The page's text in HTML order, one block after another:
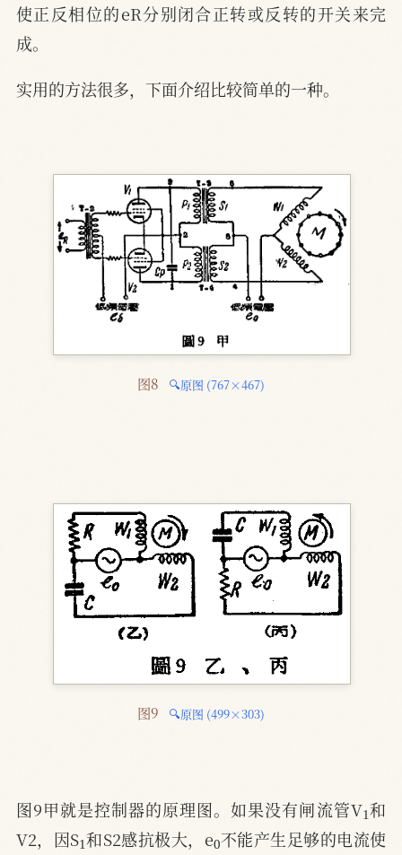
使正反相位的eR分别闭合正转或反转的开关来完
成。
实用的方法很多，下面介绍比较简单的一种。
图8 🔍原图 (767×467)
图9 🔍原图 (499×303)
图9甲就是控制器的原理图。如果没有闸流管V 和
V2，因S1和S2感抗极大，e0不能产生足够的电流使